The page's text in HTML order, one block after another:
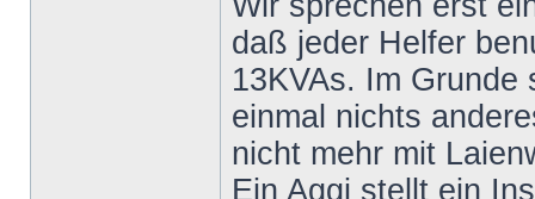
daß jeder Helfer
13KVAs. Im
einmal nichts
nicht mehr mit
Ein Aggi stellt ein